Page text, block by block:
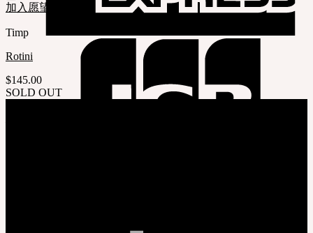
加入愿望清单
Timp
Rotini
$145.00
SOLD OUT